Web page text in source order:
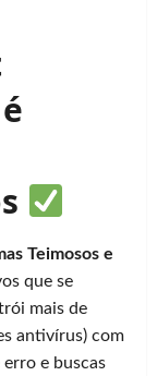
Teimosos e
que se
mais de
antivírus) com
erro e buscas